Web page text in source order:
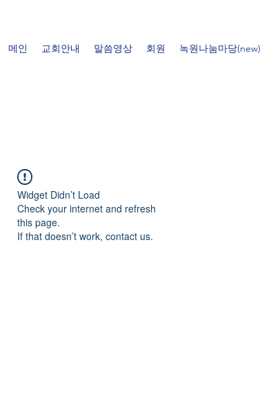
메인 교회안내 말씀영상 회원 녹원나눔마당(new)
Widget Didn’t Load
Check your internet and refresh
this page.
If that doesn’t work, contact us.